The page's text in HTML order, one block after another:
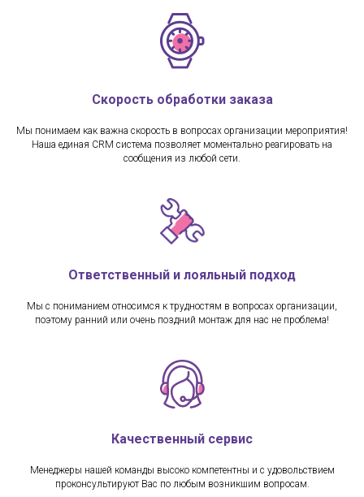
Скорость обработки заказа
Мы понимаем как важна скорость в вопросах организации мероприятия!
Наша единая CRM система позволяет моментально реагировать на
сообщения из любой сети.
Ответственный и лояльный подход
Мы с пониманием относимся к трудностям в вопросах организации,
поэтому ранний или очень поздний монтаж для нас не проблема!
Качественный сервис
Менеджеры нашей команды высоко компетентны и с удовольствием
проконсультируют Вас по любым возникшим вопросам.